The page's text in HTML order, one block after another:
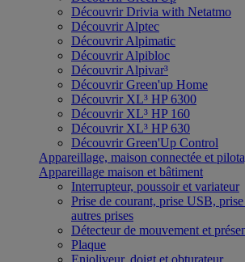
Découvrir Drivia with Netatmo
Découvrir Alptec
Découvrir Alpimatic
Découvrir Alpibloc
Découvrir Alpivar³
Découvrir Green'up Home
Découvrir XL³ HP 6300
Découvrir XL³ HP 160
Découvrir XL³ HP 630
Découvrir Green'Up Control
Appareillage, maison connectée et
Appareillage maison et bâtiment
Interrupteur, poussoir et variateur
Prise de courant, prise USB,
autres prises
Détecteur de mouvement et
Plaque
Enjoliveur, doigt et obturateur